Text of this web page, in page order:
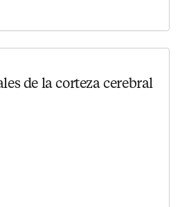
de la corteza cerebral